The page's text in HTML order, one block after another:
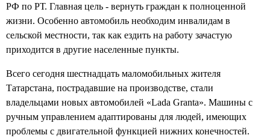
РФ по РТ. Главная цель - вернуть граждан к полноценной
жизни. Особенно автомобиль необходим инвалидам в
сельской местности, так как ездить на работу зачастую
приходится в другие населенные пункты.
Всего сегодня шестнадцать маломобильных жителя
Татарстана, пострадавшие на производстве, стали
владельцами новых автомобилей «Lada Granta». Машины с
ручным управлением адаптированы для людей, имеющих
проблемы с двигательной функцией нижних конечностей.